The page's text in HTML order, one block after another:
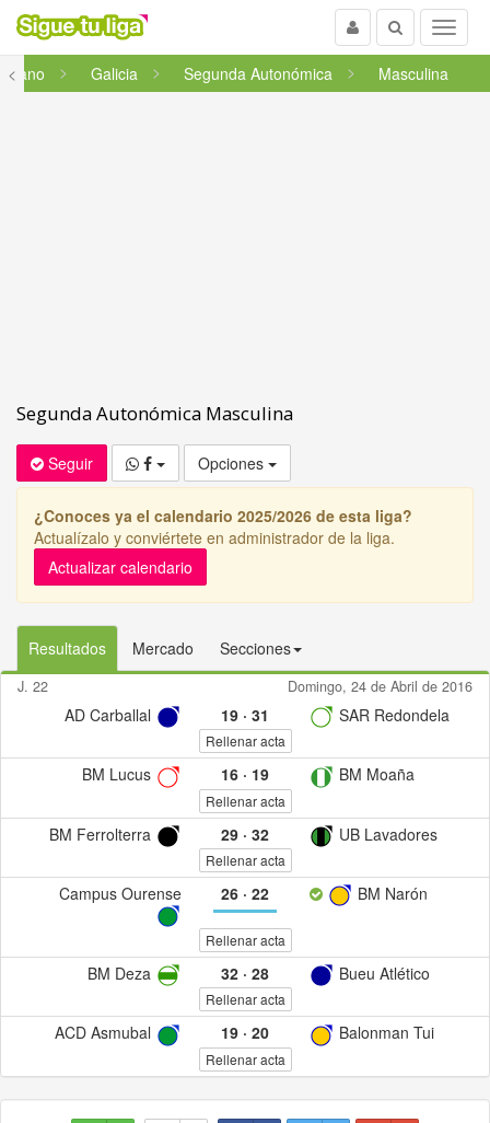
Menu
Buscar
Usuario
<
Galicia Segunda Autonómica Masculina
Segunda Autonómica Masculina
Seguir Opciones
¿Conoces ya el calendario 2025/2026 de esta liga?
Actualízalo y conviértete en administrador de la liga.
Actualizar calendario
Resultados Mercado Secciones
J. 22 Domingo, 24 de Abril de 2016
AD Carballal 19· 31 SAR Redondela
Rellenar acta
BM Lucus 16· 19 BM Moaña
Rellenar acta
BM Ferrolterra 29· 32 UB Lavadores
Rellenar acta
Campus Ourense 26· 22 BM Narón
Rellenar acta
BM Deza 32· 28 Bueu Atlético
Rellenar acta
ACD Asmubal 19· 20 Balonman Tui
Rellenar acta